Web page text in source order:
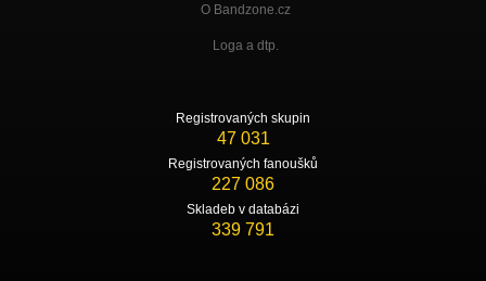
O Bandzone.cz
Loga a dtp.
Registrovaných skupin
47 031
Registrovaných fanoušků
227 086
Skladeb v databázi
339 791